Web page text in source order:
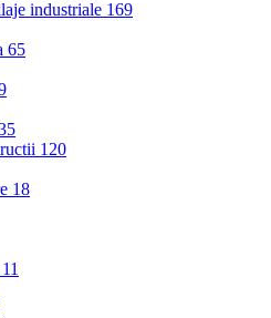
industriale 169
65
120
18
11